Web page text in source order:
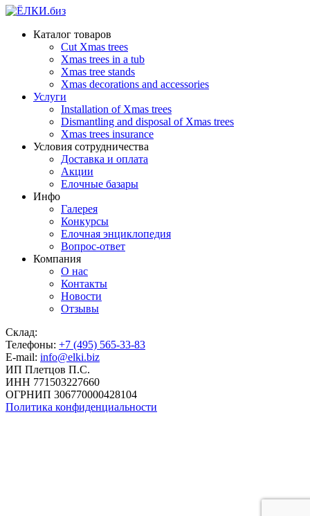
Каталог товаров
Сut Xmas trees
Xmas trees in a tub
Xmas tree stands
Xmas decorations and accessories
Услуги
Installation of Хmas trees
Dismantling and disposal of Xmas trees
Xmas trees insurance
Условия сотрудничества
Доставка и оплата
Акции
Елочные базары
Инфо
Галерея
Конкурсы
Елочная энциклопедия
Вопрос-ответ
Компания
О нас
Контакты
Новости
Отзывы
Склад:
Телефоны: +7 (495) 565-33-83
E-mail: info@elki.biz
ИП Плетцов П.С.
ИНН 771503227660
ОГРНИП 306770000428104
Политика конфиденциальности